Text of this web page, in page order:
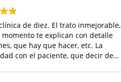
de diez. El trato inmejorable,
te explican con detalle
que hay que hacer, etc. La
con el paciente, que decir de
10. Sin